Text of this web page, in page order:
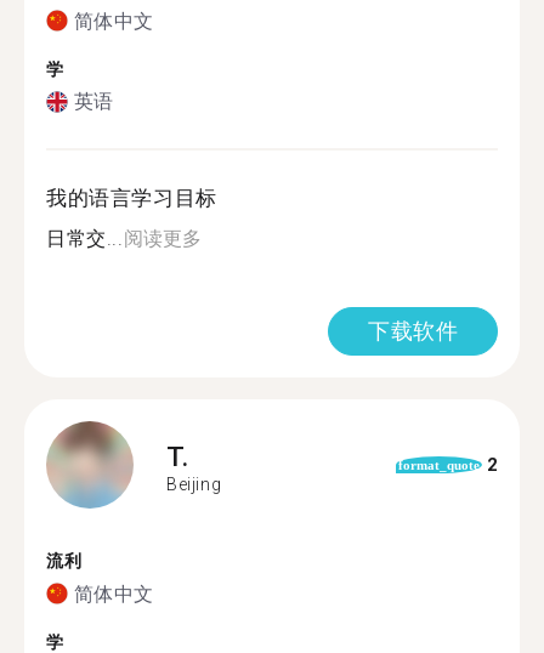
简体中文
学
英语
我的语言学习目标
日常交...阅读更多
下载软件
T.
Beijing
format_quote 2
流利
简体中文
学